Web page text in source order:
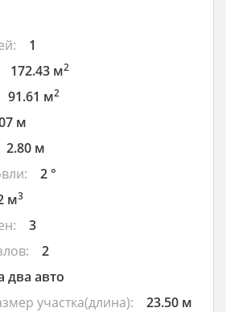
1
172.43 м2
91.61 м2
м
2.80 м
2 °
м3
3
2
два авто
участка(длина):
23.50 м